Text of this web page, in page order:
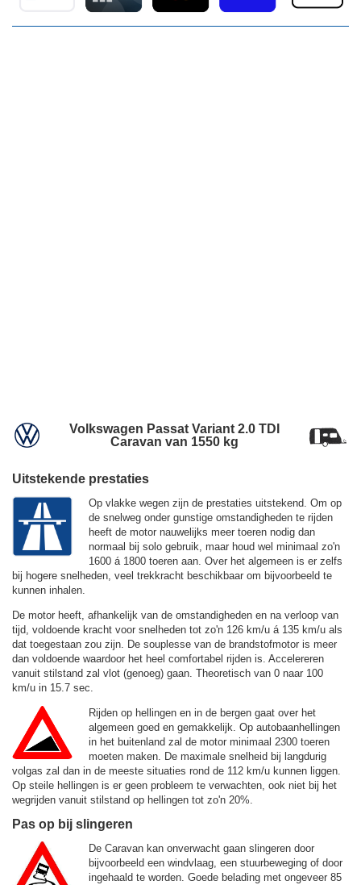
Volkswagen Passat Variant 2.0 TDI
Caravan van 1550 kg
Uitstekende prestaties
Op vlakke wegen zijn de prestaties uitstekend. Om op
de snelweg onder gunstige omstandigheden te rijden
heeft de motor nauwelijks meer toeren nodig dan
normaal bij solo gebruik, maar houd wel minimaal zo'n
1600 á 1800 toeren aan. Over het algemeen is er zelfs
bij hogere snelheden, veel trekkracht beschikbaar om bijvoorbeeld te
kunnen inhalen.
De motor heeft, afhankelijk van de omstandigheden en na verloop van
tijd, voldoende kracht voor snelheden tot zo'n 126 km/u á 135 km/u als
dat toegestaan zou zijn. De souplesse van de brandstofmotor is meer
dan voldoende waardoor het heel comfortabel rijden is. Accelereren
vanuit stilstand zal vlot (genoeg) gaan. Theoretisch van 0 naar 100
km/u in 15.7 sec.
Rijden op hellingen en in de bergen gaat over het
algemeen goed en gemakkelijk. Op autobaanhellingen
in het buitenland zal de motor minimaal 2300 toeren
moeten maken. De maximale snelheid bij langdurig
volgas zal dan in de meeste situaties rond de 112 km/u kunnen liggen.
Op steile hellingen is er geen probleem te verwachten, ook niet bij het
wegrijden vanuit stilstand op hellingen tot zo'n 20%.
Pas op bij slingeren
De Caravan kan onverwacht gaan slingeren door
bijvoorbeeld een windvlaag, een stuurbeweging of door
ingehaald te worden. Goede belading met ongeveer 85